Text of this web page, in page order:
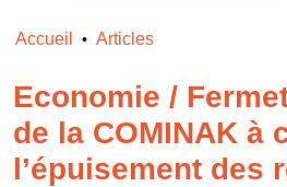
Accueil • Articles
Economie /
de la COMINAK à
l’épuisement des